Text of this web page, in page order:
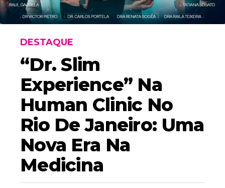
DESTAQUE
“Dr. Slim
Experience” Na
Human Clinic No
Rio De Janeiro: Uma
Nova Era Na
Medicina